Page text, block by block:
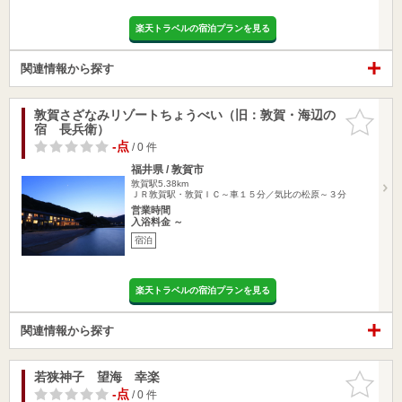
楽天トラベルの宿泊プランを見る
関連情報から探す
お気に入
りに追加
敦賀さざなみリゾートちょうべい（旧：敦賀・海辺の
宿 長兵衛）
-点/ 0 件
福井県 / 敦賀市
敦賀駅5.38km
ＪＲ敦賀駅・敦賀ＩＣ～車１５分／気比の松原～３分
営業時間
入浴料金 ～
宿泊
楽天トラベルの宿泊プランを見る
関連情報から探す
お気に入
りに追加
若狭神子 望海 幸楽
-点/ 0 件